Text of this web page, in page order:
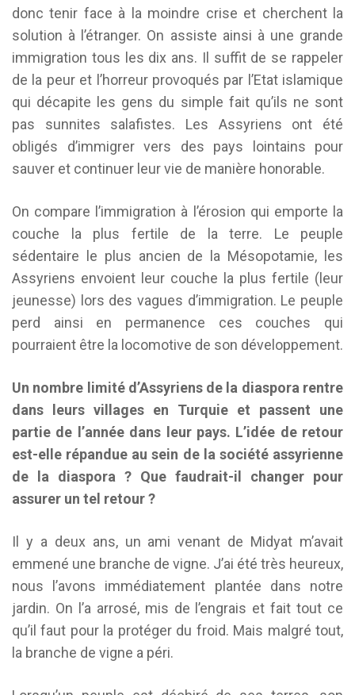
donc tenir face à la moindre crise et cherchent la
solution à l’étranger. On assiste ainsi à une grande
immigration tous les dix ans. Il suffit de se rappeler
de la peur et l’horreur provoqués par l’Etat islamique
qui décapite les gens du simple fait qu’ils ne sont
pas sunnites salafistes. Les Assyriens ont été
obligés d’immigrer vers des pays lointains pour
sauver et continuer leur vie de manière honorable.
On compare l’immigration à l’érosion qui emporte la
couche la plus fertile de la terre. Le peuple
sédentaire le plus ancien de la Mésopotamie, les
Assyriens envoient leur couche la plus fertile (leur
jeunesse) lors des vagues d’immigration. Le peuple
perd ainsi en permanence ces couches qui
pourraient être la locomotive de son développement.
Un nombre limité d’Assyriens de la diaspora rentre
dans leurs villages en Turquie et passent une
partie de l’année dans leur pays. L’idée de retour
est-elle répandue au sein de la société assyrienne
de la diaspora ? Que faudrait-il changer pour
assurer un tel retour ?
Il y a deux ans, un ami venant de Midyat m’avait
emmené une branche de vigne. J’ai été très heureux,
nous l’avons immédiatement plantée dans notre
jardin. On l’a arrosé, mis de l’engrais et fait tout ce
qu’il faut pour la protéger du froid. Mais malgré tout,
la branche de vigne a péri.